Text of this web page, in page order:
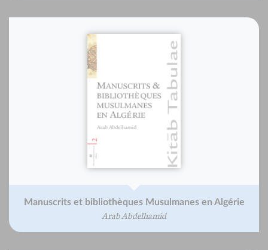
Manuscrits et bibliothèques Musulmanes en Algérie
Arab Abdelhamid